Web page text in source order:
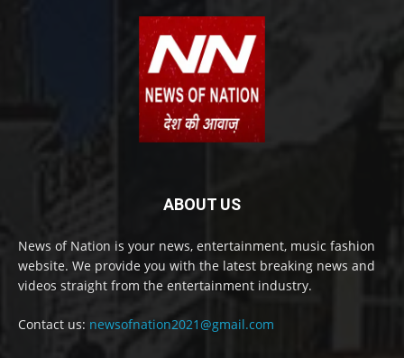
ABOUT US
News of Nation is your news, entertainment, music fashion
website. We provide you with the latest breaking news and
videos straight from the entertainment industry.
Contact us: newsofnation2021@gmail.com